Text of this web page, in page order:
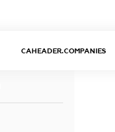
CAHEADER.COMPANIES